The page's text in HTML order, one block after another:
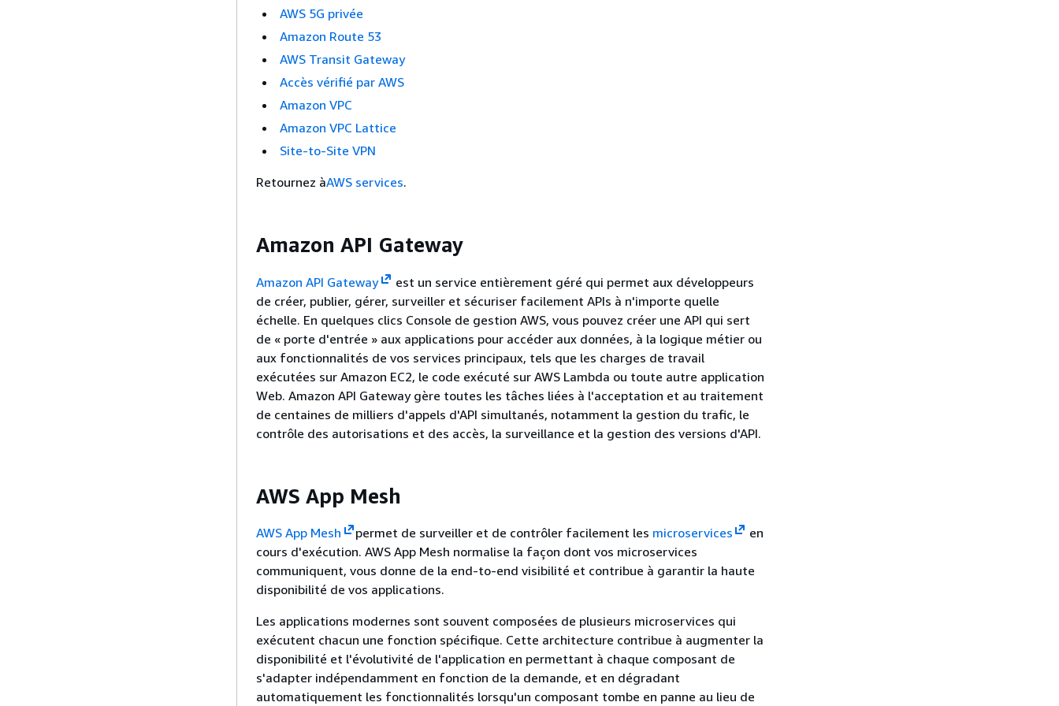
AWS 5G privée
Amazon Route 53
AWS Transit Gateway
Accès vérifié par AWS
Amazon VPC
Amazon VPC Lattice
Site-to-Site VPN
Retournez àAWS services.
Amazon API Gateway
Amazon API Gateway
est un service entièrement géré qui permet aux développeurs
de créer, publier, gérer, surveiller et sécuriser facilement APIs à n'importe quelle
échelle. En quelques clics Console de gestion AWS, vous pouvez créer une API qui sert
de « porte d'entrée » aux applications pour accéder aux données, à la logique métier ou
aux fonctionnalités de vos services principaux, tels que les charges de travail
exécutées sur Amazon EC2, le code exécuté sur AWS Lambda ou toute autre application
Web. Amazon API Gateway gère toutes les tâches liées à l'acceptation et au traitement
de centaines de milliers d'appels d'API simultanés, notamment la gestion du trafic, le
contrôle des autorisations et des accès, la surveillance et la gestion des versions d'API.
AWS App Mesh
AWS App Mesh permet de surveiller et de contrôler facilement les microservices
en
cours d'exécution. AWS App Mesh normalise la façon dont vos microservices
communiquent, vous donne de la end-to-end visibilité et contribue à garantir la haute
disponibilité de vos applications.
Les applications modernes sont souvent composées de plusieurs microservices qui
exécutent chacun une fonction spécifique. Cette architecture contribue à augmenter la
disponibilité et l'évolutivité de l'application en permettant à chaque composant de
s'adapter indépendamment en fonction de la demande, et en dégradant
automatiquement les fonctionnalités lorsqu'un composant tombe en panne au lieu de